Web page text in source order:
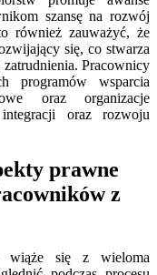
szansę na rozwój
również zauważyć, że
się, co stwarza
Pracownicy
programów wsparcia
oraz organizacje
oraz rozwoju
prawne
z
wiąże się z wieloma